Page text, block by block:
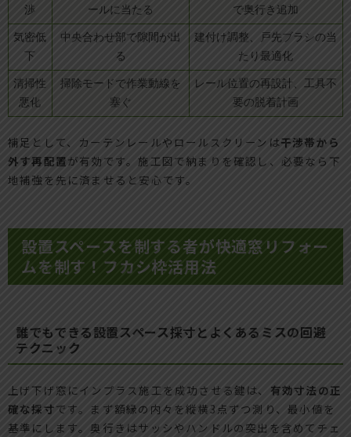
渉
ールに当たる
で奥行き追加
気密低
下
中央合わせ部で隙間が出
る
建付け調整、戸先ブラシの当
たり最適化
清掃性
悪化
掃除モードで作業動線を
塞ぐ
レール位置の再設計、工具不
要の脱着計画
補足として、カーテンレールやロールスクリーンは干渉帯から
外す再配置 が有効です。施工図で納まりを確認し、必要なら下
地補強を先に済ませると安心です。
設置スペースを制する者が快適窓リフォー
ムを制す！フカシ枠活用法
誰でもできる設置スペース採寸とよくあるミスの回避
テクニック
上げ下げ窓にインプラス施工を成功させる鍵は、 有効寸法の正
確な採寸です。まず額縁の内々を縦横3点ずつ測り、最小値を
基準にします。奥行きはサッシやハンドルの突出を含めてチェ